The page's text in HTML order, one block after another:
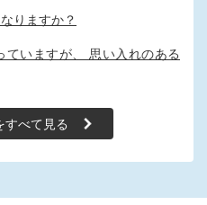
りますか？
ていますが、 思い⼊れのある
すべて見る